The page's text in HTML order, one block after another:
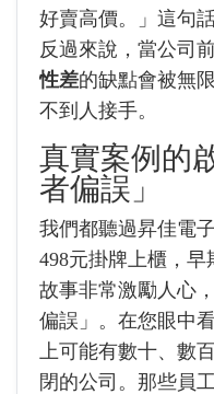
好賣高價。」這句
反過來說，當公司
性差的缺點會被無
不到人接手。
真實案例的
者偏誤」
我們都聽過昇佳電
498元掛牌上櫃，
故事非常激勵人心
偏誤」。在您眼中
上可能有數十、數
閉的公司。那些員